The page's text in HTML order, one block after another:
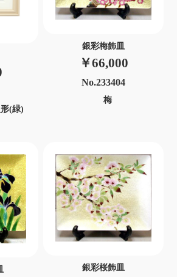
(緑)
銀彩梅飾皿
￥66,000
No.233404
梅
銀彩桜飾皿